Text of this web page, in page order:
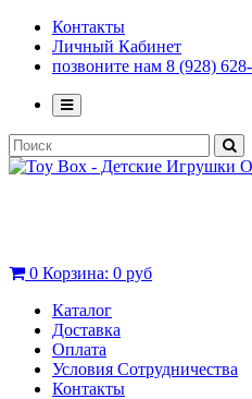
Контакты
Личный Кабинет
позвоните нам 8 (928)
0 Корзина: 0 руб
Каталог
Доставка
Оплата
Условия Сотрудничества
Контакты